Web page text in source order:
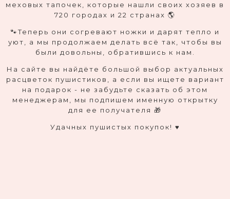
меховых тапочек, которые нашли своих хозяев в
720 городах и 22 странах 🌎
🐾Теперь они согревают ножки и дарят тепло и
уют, а мы продолжаем делать всё так, чтобы вы
были довольны, обратившись к нам.
На сайте вы найдёте большой выбор актуальных
расцветок пушистиков, а если вы ищете вариант
на подарок - не забудьте сказать об этом
менеджерам, мы подпишем именную открытку
для ее получателя 🎁
Удачных пушистых покупок! ♥